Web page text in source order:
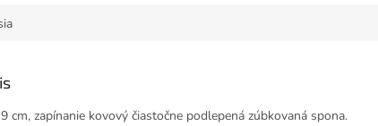
cm, zapínanie kovový čiastočne podlepená zúbkovaná spona.